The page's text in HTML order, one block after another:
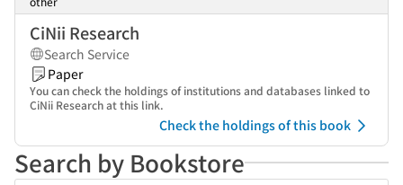
CiNii Research
Search Service
Paper
You can check the holdings of institutions and databases linked to
CiNii Research at this link.
Check the holdings of this book
Search by Bookstore